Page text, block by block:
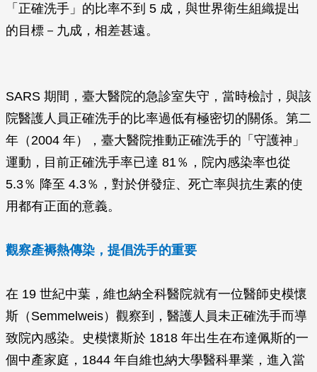
「正確洗手」的比率不到 5 成，與世界衛生組織提出
的目標－九成，相差甚遠。
SARS 期間，臺大醫院的急診室失守，當時檢討，與該
院醫護人員正確洗手的比率過低有極密切的關係。第二
年（2004 年），臺大醫院推動正確洗手的「守護神」
運動，目前正確洗手率已達 81％，院內感染率也從
5.3％ 降至 4.3％，對於併發症、死亡率與抗生素的使
用都有正面的意義。
觀察產褥熱傳染，提倡洗手的重要
在 19 世紀中葉，維也納全科醫院就有一位醫師史模懷
斯（Semmelweis）觀察到，醫護人員未正確洗手而導
致院內感染。史模懷斯於 1818 年出生在布達佩斯的一
個中產家庭，1844 年自維也納大學醫科畢業，進入當